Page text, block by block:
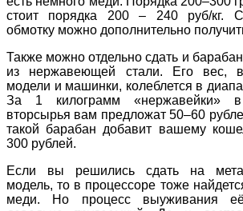
стоит порядка 200 – 240 руб/кг.
обмотку можно дополнительно
Также можно отдельно сдать и
из нержавеющей стали. Его вес,
модели и машинки, колеблется в
За 1 килограмм «нержавейки»
вторсырья вам предложат 50–60
такой барабан добавит вашему
300 рублей.
Если вы решились сдать на
модель, то в процессоре тоже
меди. Но процесс выуживания